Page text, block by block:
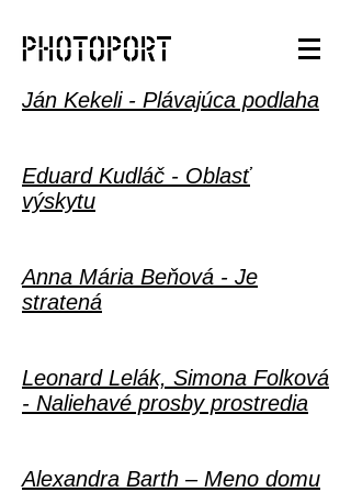
Ján Kekeli - Plávajúca podlaha
Eduard Kudláč - Oblasť
výskytu
Anna Mária Beňová - Je
stratená
Leonard Lelák, Simona Folková
- Naliehavé prosby prostredia
Alexandra Barth – Meno domu